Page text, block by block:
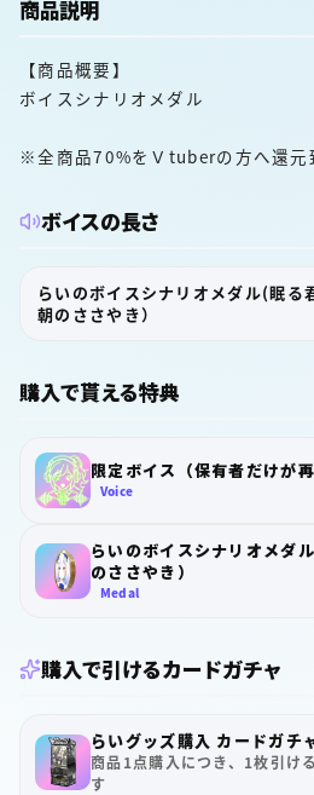
商品説明
【商品概要】
ボイスシナリオメダル
※全商品70%をＶtuberの方へ還元
ボイスの長さ
らいのボイスシナリオメダル(眠る
朝のささやき）
購入で貰える特典
限定ボイス（保有者だけが再
Voice
らいのボイスシナリオメダ
のささやき）
Medal
購入で引けるカードガチャ
らいグッズ購入 カードガチ
商品1点購入につき、1枚引け
す